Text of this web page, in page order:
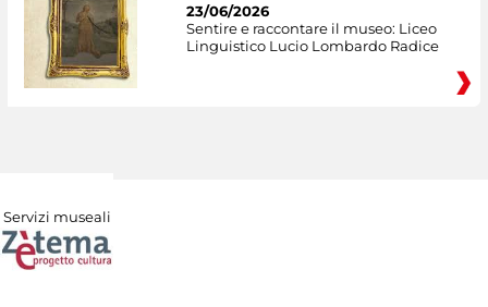
23/06/2026
Sentire e raccontare il museo: Liceo
Linguistico Lucio Lombardo Radice
Servizi museali